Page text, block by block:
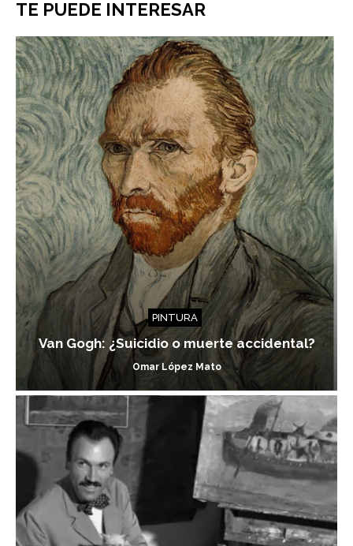
TE PUEDE INTERESAR
PINTURA
Van Gogh: ¿Suicidio o muerte accidental?
Omar López Mato